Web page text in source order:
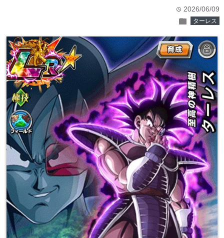
time 2026/06/09
folder ターレス